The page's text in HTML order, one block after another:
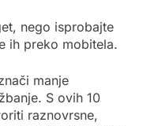
nego isprobajte
ih preko mobitela.
manje
S ovih 10
raznovrsne,